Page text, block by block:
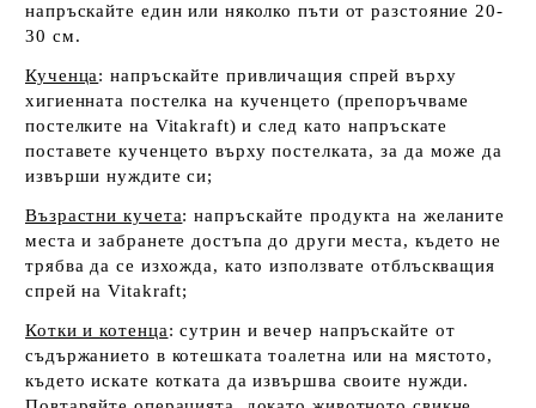
напръскайте един или няколко пъти от разстояние 20-
30 см.
Кученца: напръскайте привличащия спрей върху
хигиенната постелка на кученцето (препоръчваме
постелките на Vitakraft) и след като напръскате
поставете кученцето върху постелката, за да може да
извърши нуждите си;
Възрастни кучета: напръскайте продукта на желаните
места и забранете достъпа до други места, където не
трябва да се изхожда, като използвате отблъскващия
спрей на Vitakraft;
Котки и котенца: сутрин и вечер напръскайте от
съдържанието в котешката тоалетна или на мястото,
където искате котката да извършва своите нужди.